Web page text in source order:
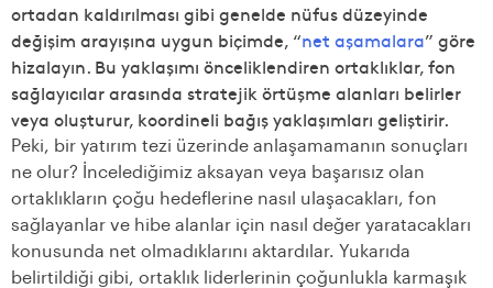
ortadan kaldırılması gibi genelde nüfus düzeyinde
değişim arayışına uygun biçimde, “net aşamalara” göre
hizalayın. Bu yaklaşımı önceliklendiren ortaklıklar, fon
sağlayıcılar arasında stratejik örtüşme alanları belirler
veya oluşturur, koordineli bağış yaklaşımları geliştirir.
Peki, bir yatırım tezi üzerinde anlaşamamanın sonuçları
ne olur? İncelediğimiz aksayan veya başarısız olan
ortaklıkların çoğu hedeflerine nasıl ulaşacakları, fon
sağlayanlar ve hibe alanlar için nasıl değer yaratacakları
konusunda net olmadıklarını aktardılar. Yukarıda
belirtildiği gibi, ortaklık liderlerinin çoğunlukla karmaşık